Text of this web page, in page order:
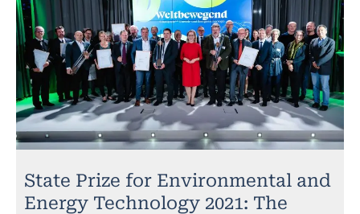
State Prize for Environmental and
Energy Technology 2021: The